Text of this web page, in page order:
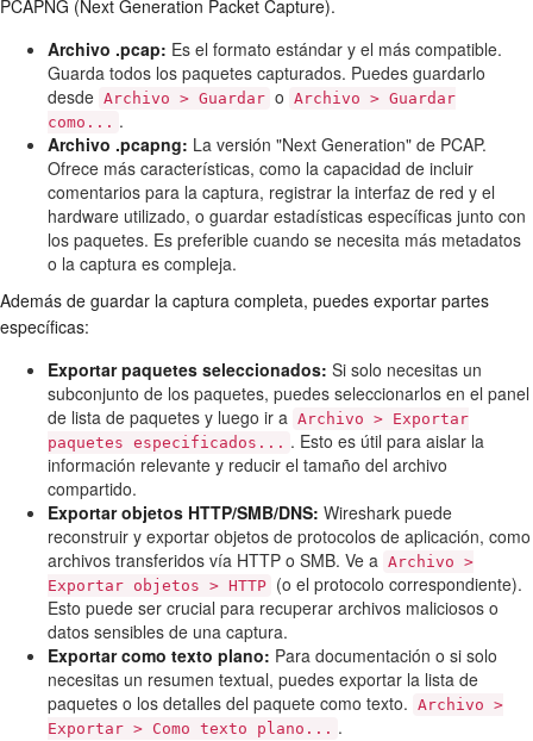
PCAPNG (Next Generation Packet Capture).
Archivo .pcap: Es el formato estándar y el más compatible.
Guarda todos los paquetes capturados. Puedes guardarlo
desde Archivo > Guardar o Archivo > Guardar
como... .
Archivo .pcapng: La versión "Next Generation" de PCAP.
Ofrece más características, como la capacidad de incluir
comentarios para la captura, registrar la interfaz de red y el
hardware utilizado, o guardar estadísticas específicas junto con
los paquetes. Es preferible cuando se necesita más metadatos
o la captura es compleja.
Además de guardar la captura completa, puedes exportar partes
específicas:
Exportar paquetes seleccionados: Si solo necesitas un
subconjunto de los paquetes, puedes seleccionarlos en el panel
de lista de paquetes y luego ir a Archivo > Exportar
paquetes especificados... . Esto es útil para aislar la
información relevante y reducir el tamaño del archivo
compartido.
Exportar objetos HTTP/SMB/DNS: Wireshark puede
reconstruir y exportar objetos de protocolos de aplicación, como
archivos transferidos vía HTTP o SMB. Ve a Archivo >
Exportar objetos > HTTP (o el protocolo correspondiente).
Esto puede ser crucial para recuperar archivos maliciosos o
datos sensibles de una captura.
Exportar como texto plano: Para documentación o si solo
necesitas un resumen textual, puedes exportar la lista de
paquetes o los detalles del paquete como texto. Archivo >
Exportar > Como texto plano... .